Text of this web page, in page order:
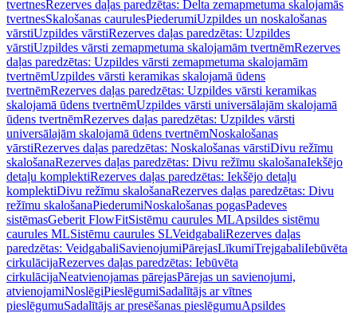
tvertnesRezerves daļas paredzētas: Delta zemapmetuma skalojamās
tvertnesSkalošanas caurulesPiederumiUzpildes un noskalošanas
vārstiUzpildes vārstiRezerves daļas paredzētas: Uzpildes
vārstiUzpildes vārsti zemapmetuma skalojamām tvertnēmRezerves
daļas paredzētas: Uzpildes vārsti zemapmetuma skalojamām
tvertnēmUzpildes vārsti keramikas skalojamā ūdens
tvertnēmRezerves daļas paredzētas: Uzpildes vārsti keramikas
skalojamā ūdens tvertnēmUzpildes vārsti universālajām skalojamā
ūdens tvertnēmRezerves daļas paredzētas: Uzpildes vārsti
universālajām skalojamā ūdens tvertnēmNoskalošanas
vārstiRezerves daļas paredzētas: Noskalošanas vārstiDivu režīmu
skalošanaRezerves daļas paredzētas: Divu režīmu skalošanaIekšējo
detaļu komplektiRezerves daļas paredzētas: Iekšējo detaļu
komplektiDivu režīmu skalošanaRezerves daļas paredzētas: Divu
režīmu skalošanaPiederumiNoskalošanas pogasPadeves
sistēmasGeberit FlowFitSistēmu caurules MLApsildes sistēmu
caurules MLSistēmu caurules SLVeidgabaliRezerves daļas
paredzētas: VeidgabaliSavienojumiPārejasLīkumiTrejgabaliIebūvēta
cirkulācijaRezerves daļas paredzētas: Iebūvēta
cirkulācijaNeatvienojamas pārejasPārejas un savienojumi,
atvienojamiNoslēgiPieslēgumiSadalītājs ar vītnes
pieslēgumuSadalītājs ar presēšanas pieslēgumuApsildes